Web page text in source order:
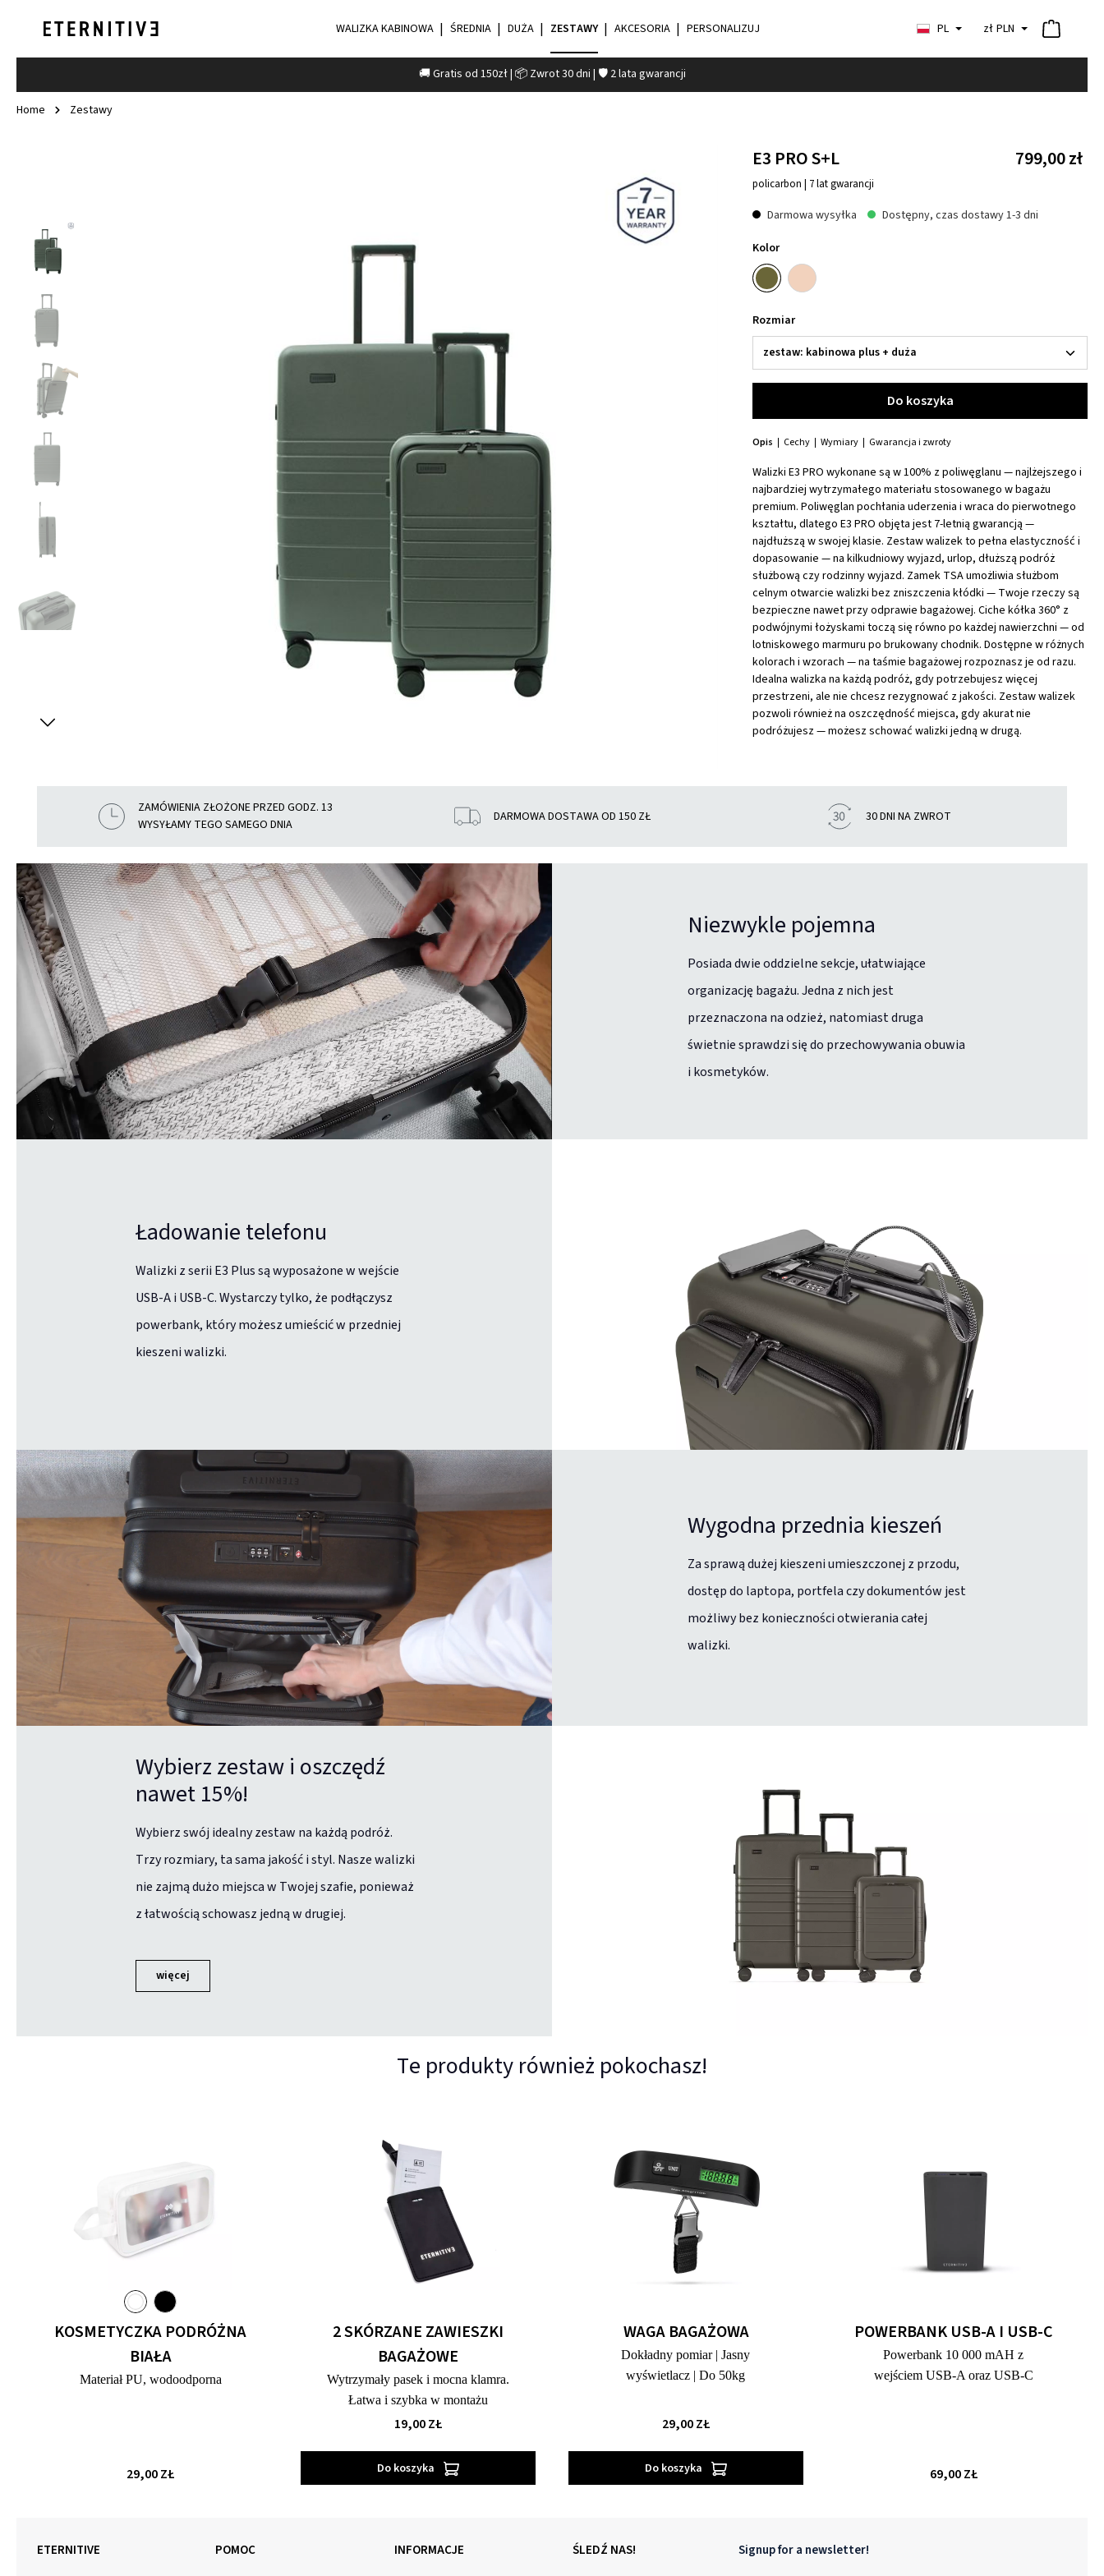
WALIZKA KABINOWA ŚREDNIA DUŻA ZESTAWY AKCESORIA PERSONALIZUJ PL zł PLN
🚚 Gratis od 150zł | 📦 Zwrot 30 dni | 🛡️ 2 lata gwarancji
Home Zestawy
E3 PRO S+L
policarbon | 7 lat gwarancji
799,00 zł
Darmowa wysyłka
Dostępny, czas dostawy 1-3 dni
Kolor
Rozmiar
Do koszyka
Do koszyka
Opis
Walizki E3 PRO wykonane są w 100% z poliwęglanu — najlżejszego i
najbardziej wytrzymałego materiału stosowanego w bagażu
premium. Poliwęglan pochłania uderzenia i wraca do pierwotnego
kształtu, dlatego E3 PRO objęta jest 7-letnią gwarancją —
najdłuższą w swojej klasie. Zestaw walizek to pełna elastyczność i
dopasowanie — na kilkudniowy wyjazd, urlop, dłuższą podróż
służbową czy rodzinny wyjazd. Zamek TSA umożliwia służbom
celnym otwarcie walizki bez zniszczenia kłódki — Twoje rzeczy są
bezpieczne nawet przy odprawie bagażowej. Ciche kółka 360° z
podwójnymi łożyskami toczą się równo po każdej nawierzchni — od
lotniskowego marmuru po brukowany chodnik. Dostępne w różnych
kolorach i wzorach — na taśmie bagażowej rozpoznasz je od razu.
Idealna walizka na każdą podróż, gdy potrzebujesz więcej
przestrzeni, ale nie chcesz rezygnować z jakości. Zestaw walizek
pozwoli również na oszczędność miejsca, gdy akurat nie
podróżujesz — możesz schować walizki jedną w drugą.
Cechy Wymiary Gwarancja i zwroty
ZAMÓWIENIA ZŁOŻONE PRZED GODZ. 13
WYSYŁAMY TEGO SAMEGO DNIA
DARMOWA DOSTAWA OD 150 ZŁ 30 DNI NA ZWROT
Niezwykle pojemna
Posiada dwie oddzielne sekcje, ułatwiające
organizację bagażu. Jedna z nich jest
przeznaczona na odzież, natomiast druga
świetnie sprawdzi się do przechowywania obuwia
i kosmetyków.
Ładowanie telefonu
Walizki z serii E3 Plus są wyposażone w wejście
USB-A i USB-C. Wystarczy tylko, że podłączysz
powerbank, który możesz umieścić w przedniej
kieszeni walizki.
Wygodna przednia kieszeń
Za sprawą dużej kieszeni umieszczonej z przodu,
dostęp do laptopa, portfela czy dokumentów jest
możliwy bez konieczności otwierania całej
walizki.
Wybierz zestaw i oszczędź
nawet 15%!
Wybierz swój idealny zestaw na każdą podróż.
Trzy rozmiary, ta sama jakość i styl. Nasze walizki
nie zajmą dużo miejsca w Twojej szafie, ponieważ
z łatwością schowasz jedną w drugiej.
więcej
Te produkty również pokochasz!
KOSMETYCZKA PODRÓŻNA
BIAŁA
Materiał PU, wodoodporna
29,00 ZŁ
2 SKÓRZANE ZAWIESZKI
BAGAŻOWE
Wytrzymały pasek i mocna klamra.
Łatwa i szybka w montażu
19,00 ZŁ
Do koszyka
WAGA BAGAŻOWA
Dokładny pomiar | Jasny
wyświetlacz | Do 50kg
29,00 ZŁ
Do koszyka
POWERBANK USB-A I USB-C
Powerbank 10 000 mAH z
wejściem USB-A oraz USB-C
69,00 ZŁ
Signup for a newsletter!
ŚLEDŹ NAS!
ETERNITIVE POMOC INFORMACJE